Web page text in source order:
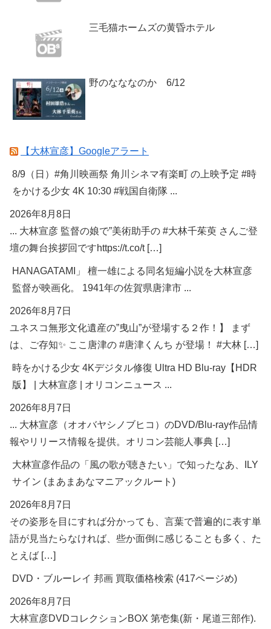
三毛猫ホームズの黄昏ホテル
野のなななのか 6/12
【大林宣彦】Googleアラート
8/9（日）#角川映画祭 角川シネマ有楽町 の上映予定 #時
をかける少女 4K 10:30 #戦国自衛隊 ...
2026年8月8日
... 大林宣彦 監督の娘で”美術助手の #大林千茱萸 さんご登
壇の舞台挨拶回ですhttps://t.co/t […]
HANAGATAMI」 檀一雄による同名短編小説を大林宣彦
監督が映画化。 1941年の佐賀県唐津市 ...
2026年8月7日
ユネスコ無形文化遺産の”曳山”が登場する２作！】 まず
は、ご存知✨ ここ唐津の #唐津くんち が登場！ #大林 […]
時をかける少女 4Kデジタル修復 Ultra HD Blu-ray【HDR
版】 | 大林宣彦 | オリコンニュース ...
2026年8月7日
... 大林宣彦（オオバヤシノブヒコ）のDVD/Blu-ray作品情
報やリリース情報を提供。オリコン芸能人事典 […]
大林宣彦作品の「風の歌が聴きたい」で知ったなあ、ILY
サイン (まあまあなマニアックルート)
2026年8月7日
その姿形を目にすれば分かっても、言葉で普遍的に表す単
語が見当たらなければ、些か面倒に感じることも多く、た
とえば […]
DVD・ブルーレイ 邦画 買取価格検索 (417ページめ)
2026年8月7日
大林宣彦DVDコレクションBOX 第壱集(新・尾道三部作).